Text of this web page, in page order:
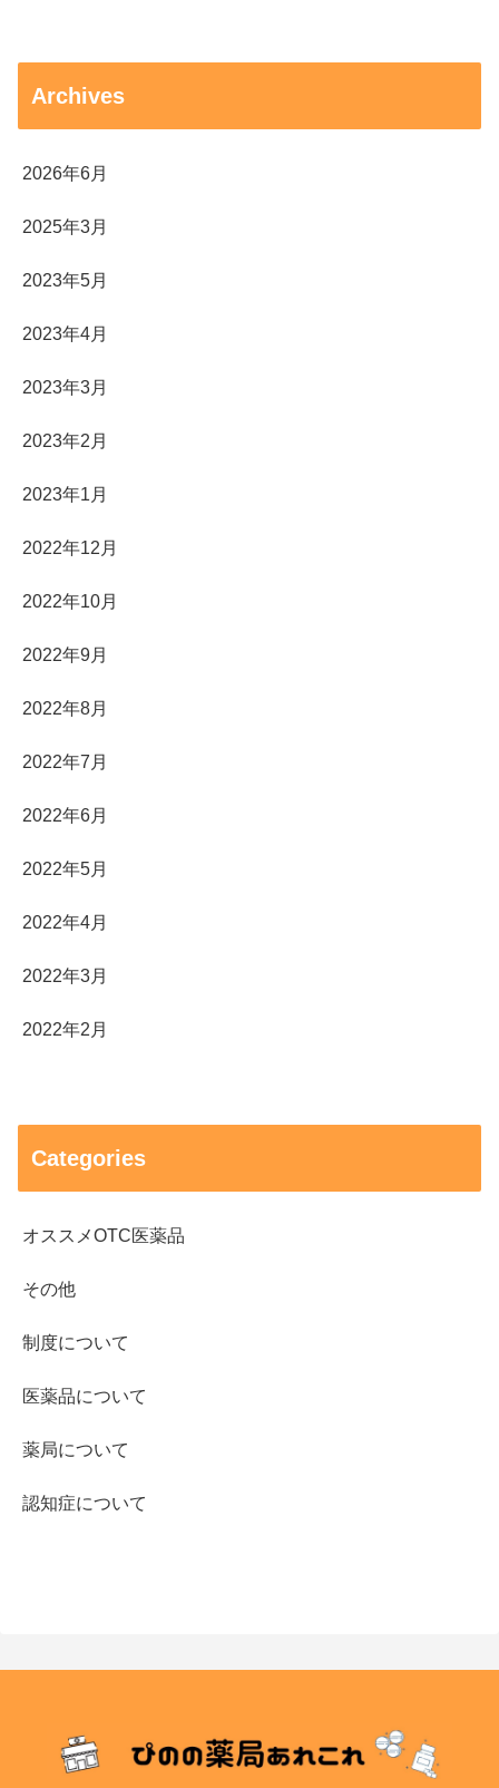
Archives
2026年6月
2025年3月
2023年5月
2023年4月
2023年3月
2023年2月
2023年1月
2022年12月
2022年10月
2022年9月
2022年8月
2022年7月
2022年6月
2022年5月
2022年4月
2022年3月
2022年2月
Categories
オススメOTC医薬品
その他
制度について
医薬品について
薬局について
認知症について